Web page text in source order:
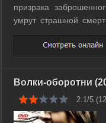
призрака
умрут страшной
длинной станет
остановить это
Волки-оборотни
2.1/5 (